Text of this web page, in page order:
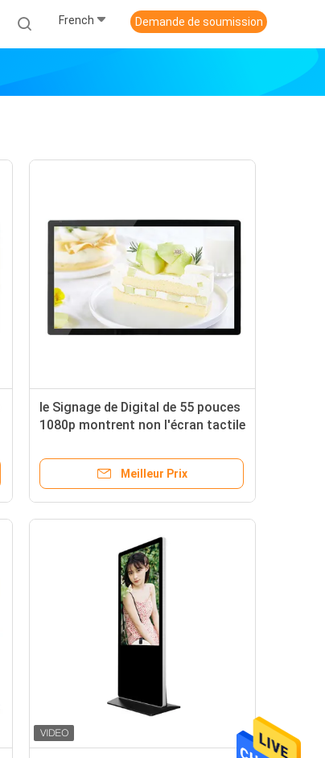
French Demande de soumission
le Signage de Digital de 55 pouces
1080p montrent non l'écran tactile
Meilleur Prix